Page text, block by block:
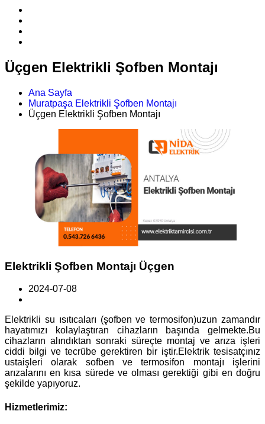
Üçgen Elektrikli Şofben Montajı
Ana Sayfa
Muratpaşa Elektrikli Şofben Montajı
Üçgen Elektrikli Şofben Montajı
Elektrikli Şofben Montajı Üçgen
2024-07-08
Elektrikli su ısıtıcaları (şofben ve termosifon)uzun zamandır
hayatımızı kolaylaştıran cihazların başında gelmekte.Bu
cihazların alındıktan sonraki süreçte montaj ve arıza işleri
ciddi bilgi ve tecrübe gerektiren bir iştir.Elektrik tesisatçınız
ustaişleri olarak sofben ve termosifon montajı işlerini
arızalarını en kısa sürede ve olması gerektiği gibi en doğru
şekilde yapıyoruz.
Hizmetlerimiz: